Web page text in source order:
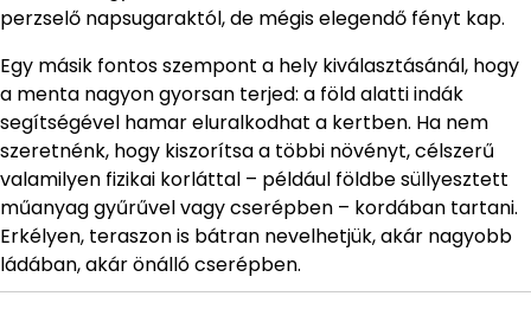
perzselő napsugaraktól, de mégis elegendő fényt kap.
Egy másik fontos szempont a hely kiválasztásánál, hogy
a menta nagyon gyorsan terjed: a föld alatti indák
segítségével hamar eluralkodhat a kertben. Ha nem
szeretnénk, hogy kiszorítsa a többi növényt, célszerű
valamilyen fizikai korláttal – például földbe süllyesztett
műanyag gyűrűvel vagy cserépben – kordában tartani.
Erkélyen, teraszon is bátran nevelhetjük, akár nagyobb
ládában, akár önálló cserépben.